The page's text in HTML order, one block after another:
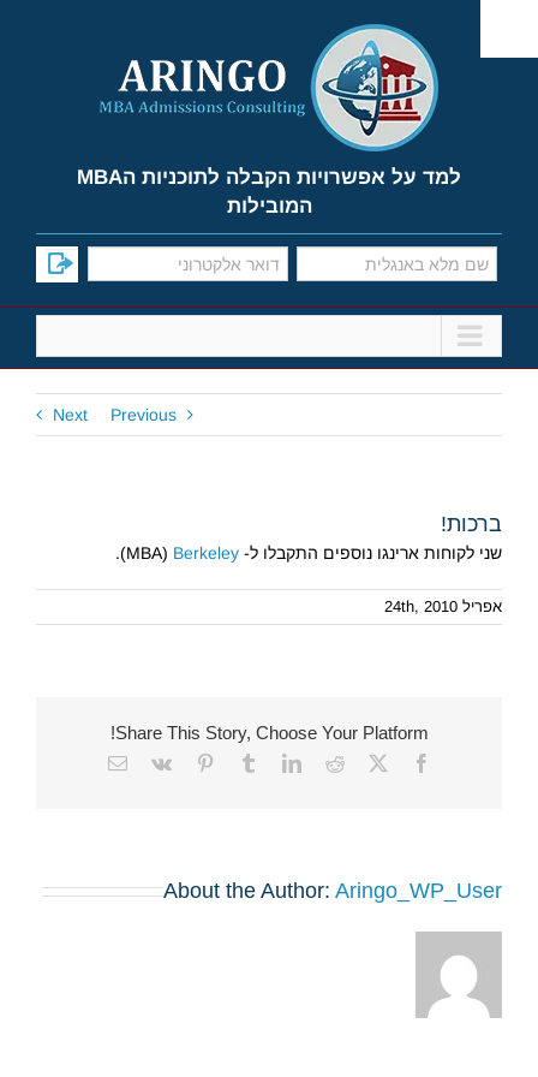
content
למד על אפשרויות הקבלה לתוכניות הMBA
המובילות
Previous
Next
ברכות!
שני לקוחות ארינגו נוספים התקבלו ל- MBA) Berkeley
).
אפריל 24th, 2010
Share This Story, Choose Your Platform!
Facebook
X
Reddit
LinkedIn
Tumblr
Pinterest
Vk
Email
About the Author: Aringo_WP_User